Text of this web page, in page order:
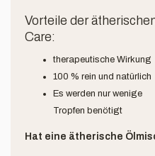
Vorteile der
Care:
therapeutische Wirkung
100 % rein und natürlich
Es werden nur wenige
Tropfen benötigt
Hat eine ätherische